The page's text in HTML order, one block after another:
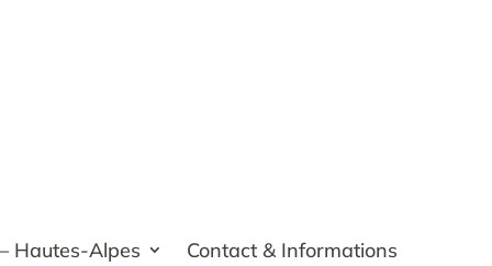
Hautes-Alpes Contact & Informations